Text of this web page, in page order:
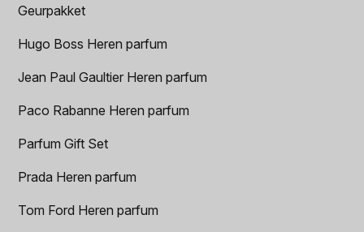
Geurpakket
Hugo Boss Heren parfum
Jean Paul Gaultier Heren parfum
Paco Rabanne Heren parfum
Parfum Gift Set
Prada Heren parfum
Tom Ford Heren parfum